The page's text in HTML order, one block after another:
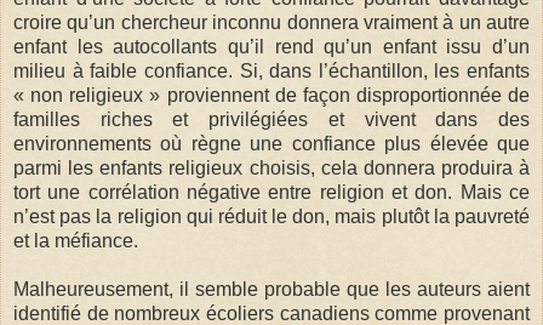
croire qu’un chercheur inconnu donnera vraiment à un autre
enfant les autocollants qu’il rend qu’un enfant issu d’un
milieu à faible confiance. Si, dans l’échantillon, les enfants
« non religieux » proviennent de façon disproportionnée de
familles riches et privilégiées et vivent dans des
environnements où règne une confiance plus élevée que
parmi les enfants religieux choisis, cela donnera produira à
tort une corrélation négative entre religion et don. Mais ce
n’est pas la religion qui réduit le don, mais plutôt la pauvreté
et la méfiance.
Malheureusement, il semble probable que les auteurs aient
identifié de nombreux écoliers canadiens comme provenant